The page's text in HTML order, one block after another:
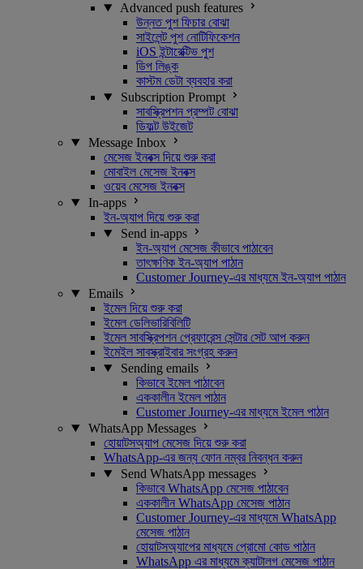
Advanced push features
উন্নত পুশ ফিচার বোঝা
সাইলেন্ট পুশ নোটিফিকেশন
iOS ইন্টারেক্টিভ পুশ
ডিপ লিঙ্ক
কাস্টম ডেটা ব্যবহার করা
Subscription Prompt
সাবস্ক্রিপশন প্রম্পট বোঝা
ডিফল্ট উইজেট
Message Inbox
মেসেজ ইনবক্স দিয়ে শুরু করা
মোবাইল মেসেজ ইনবক্স
ওয়েব মেসেজ ইনবক্স
In-apps
ইন-অ্যাপ দিয়ে শুরু করা
Send in-apps
ইন-অ্যাপ মেসেজ কীভাবে পাঠাবেন
তাৎক্ষণিক ইন-অ্যাপ পাঠান
Customer Journey-এর মাধ্যমে ইন-অ্যাপ পাঠান
Emails
ইমেল দিয়ে শুরু করা
ইমেল ডেলিভারিবিলিটি
ইমেল সাবস্ক্রিপশন প্রেফারেন্স সেন্টার সেট আপ করুন
ইমেইল সাবস্ক্রাইবার সংগ্রহ করুন
Sending emails
কিভাবে ইমেল পাঠাবেন
এককালীন ইমেল পাঠান
Customer Journey-এর মাধ্যমে ইমেল পাঠান
WhatsApp Messages
হোয়াটসঅ্যাপ মেসেজ দিয়ে শুরু করা
WhatsApp-এর জন্য ফোন নম্বর নিবন্ধন করুন
Send WhatsApp messages
কিভাবে WhatsApp মেসেজ পাঠাবেন
এককালীন WhatsApp মেসেজ পাঠান
Customer Journey-এর মাধ্যমে WhatsApp
মেসেজ পাঠান
হোয়াটসঅ্যাপের মাধ্যমে প্রোমো কোড পাঠান
WhatsApp এর মাধ্যমে ক্যাটালগ মেসেজ পাঠান